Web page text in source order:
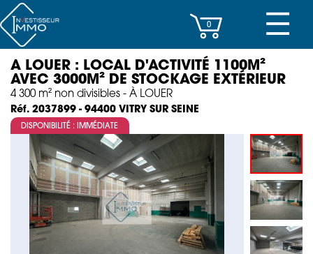
CENTRES D’AFFAIRES
IMMEUBLES DE RAPPORT
PROPERTY MANAGEMENT
PROGRAMMES NEUFS
INVESTISSEMENT
SOCIÉTÉ
☰
0
A LOUER : LOCAL D'ACTIVITÉ 1100M²
AVEC 3000M² DE STOCKAGE EXTÉRIEUR
4 300 m² non divisibles - À LOUER
Réf. 2037899 - 94400 VITRY SUR SEINE
DISPONIBILITÉ : IMMÉDIATE